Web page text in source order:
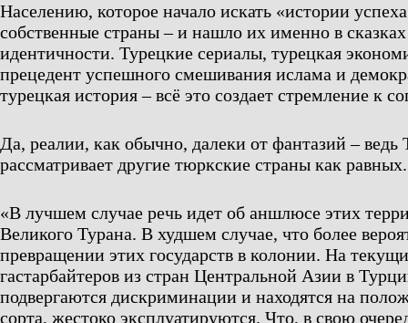
Населению, которое начало искать «истории
собственные страны – и нашло их именно в
идентичности. Турецкие сериалы, турецкая
прецедент успешного смешивания ислама и
турецкая история – всё это создает стремление к
Да, реалии, как обычно, далеки от фантазий – ведь
рассматривает другие тюркские страны как равных.
«В лучшем случае речь идет об аншлюсе этих
Великого Турана. В худшем случае, что более
превращении этих государств в колонии. На
гастарбайтеров из стран Центральной Азии в
подвергаются дискриминации и находятся на
сорта, жестоко эксплуатируются. Что, в свою